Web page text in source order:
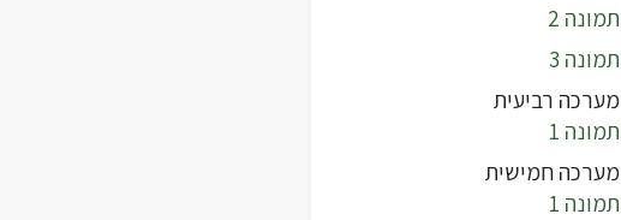
תמונה 2
תמונה 3
מערכה רביעית
תמונה 1
מערכה חמישית
תמונה 1